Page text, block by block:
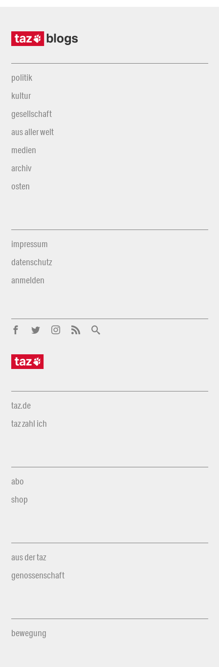
politik
kultur
gesellschaft
aus aller welt
medien
archiv
osten
impressum
datenschutz
anmelden
taz.de
taz zahl ich
abo
shop
aus der taz
genossenschaft
bewegung